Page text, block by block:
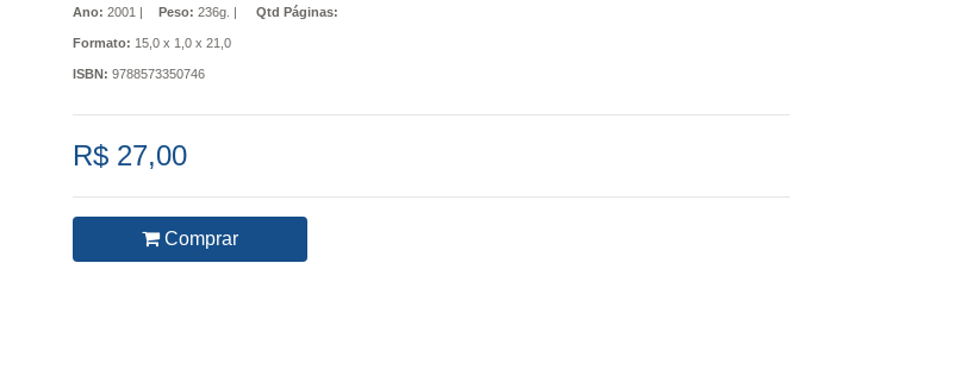
Ano: 2001 | Peso: 236g. | Qtd Páginas:
Formato: 15,0 x 1,0 x 21,0
ISBN: 9788573350746
R$ 27,00
Comprar